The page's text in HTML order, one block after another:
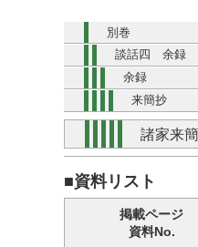
別巻
談話四 余録
余録
来簡抄
諸家来
■資料リスト
掲載ページ
資料No.